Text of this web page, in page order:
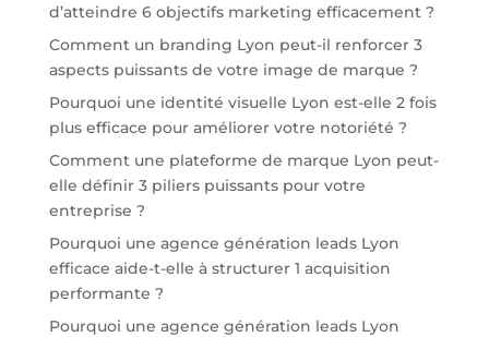
d’atteindre 6 objectifs marketing efficacement ?
Comment un branding Lyon peut-il renforcer 3
aspects puissants de votre image de marque ?
Pourquoi une identité visuelle Lyon est-elle 2 fois
plus efficace pour améliorer votre notoriété ?
Comment une plateforme de marque Lyon peut-
elle définir 3 piliers puissants pour votre
entreprise ?
Pourquoi une agence génération leads Lyon
efficace aide-t-elle à structurer 1 acquisition
performante ?
Pourquoi une agence génération leads Lyon